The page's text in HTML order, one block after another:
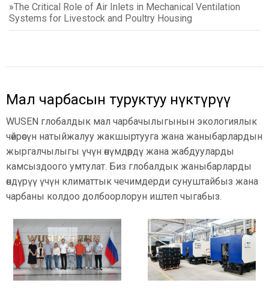
»The Critical Role of Air Inlets in Mechanical Ventilation
Systems for Livestock and Poultry Housing
Мал чарбасын туруктуу өнүктүрүү
WUSEN глобалдык мал чарбачылыгынын экологиялык
чөйрөсүн натыйжалуу жакшыртууга жана жаныбарлардын
жыргалчылыгы үчүн өнүмдөрдү жана жабдууларды
камсыздоого умтулат. Биз глобалдык жаныбарларды
өндүрүү үчүн климаттык чечимдерди сунуштайбыз жана
чарбаны колдоо долбоорлорун иштеп чыгабыз.